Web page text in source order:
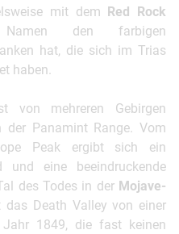
mit dem
Red Rock
den farbigen
hat, die sich im Trias
haben.
von mehreren Gebirgen
der Panamint Range. Vom
Peak ergibt sich ein
und eine beeindruckende
des Todes in der Mojave-
das Death Valley von einer
1849, die fast keinen